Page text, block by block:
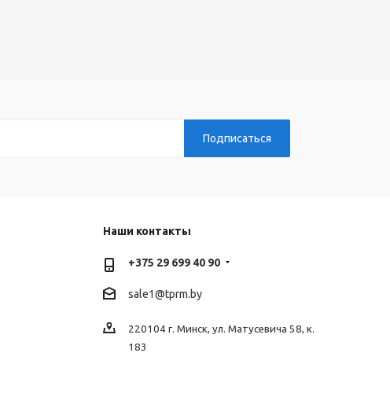
Наши контакты
+375 29 699 40 90
sale1@tprm.by
220104 г. Минск, ул. Матусевича 58, к.
183